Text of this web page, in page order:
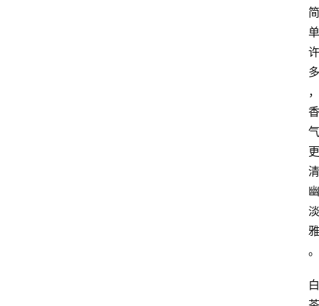
简
单
许
多
，
香
气
更
清
幽
淡
雅
。
白